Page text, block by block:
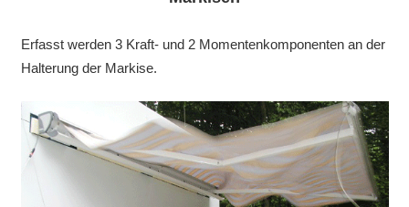
Erfasst werden 3 Kraft- und 2 Momentenkomponenten an der
Halterung der Markise.